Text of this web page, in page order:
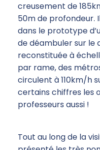
creusement de
50m de profondeur.
dans le prototype
de déambuler sur le
reconstituée à
par rame, des
circulent à 110km/h
certains chiffres les
professeurs aussi !
Tout au long de la